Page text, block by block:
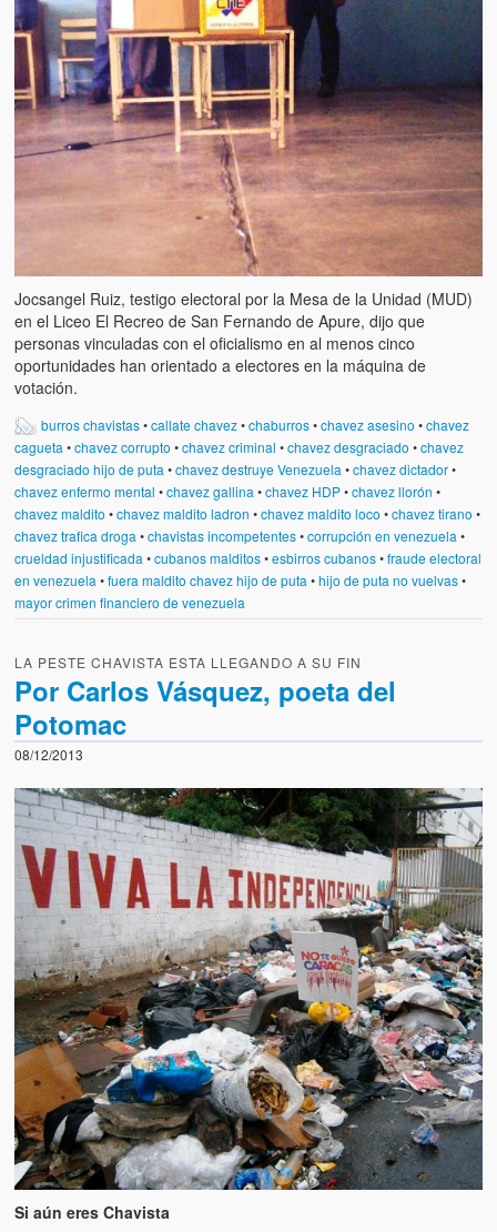
Jocsangel Ruiz, testigo electoral por la Mesa de la Unidad (MUD)
en el Liceo El Recreo de San Fernando de Apure, dijo que
personas vinculadas con el oficialismo en al menos cinco
oportunidades han orientado a electores en la máquina de
votación.
burros chavistas•callate chavez•chaburros•chavez asesino •chavez
cagueta •chavez corrupto •chavez criminal •chavez desgraciado •chavez
desgraciado hijo de puta •chavez destruye Venezuela •chavez dictador•
chavez enfermo mental •chavez gallina •chavez HDP•chavez llorón •
chavez maldito •chavez maldito ladron •chavez maldito loco •chavez tirano •
chavez trafica droga •chavistas incompetentes•corrupción en venezuela •
crueldad injustificada •cubanos malditos•esbirros cubanos•fraude electoral
en venezuela •fuera maldito chavez hijo de puta •hijo de puta no vuelvas•
mayor crimen financiero de venezuela
LA PESTE CHAVISTA ESTA LLEGANDO A SU FIN
Por Carlos Vásquez, poeta del
Potomac
08/12/2013
Si aún eres Chavista